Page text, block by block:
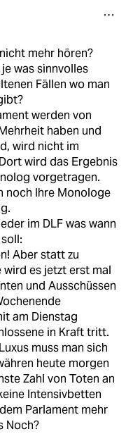
mehr hören?
was sinnvolles
Fällen wo man
werden von
haben und
wird nicht im
wird das Ergebnis
vorgetragen.
noch Ihre Monologe
im DLF was wann
Aber statt zu
wird es jetzt erst mal
und Ausschüssen
am Dienstag
in Kraft tritt.
muss man sich
heute morgen
Zahl von Toten an
Intensivbetten
Parlament mehr
Noch?